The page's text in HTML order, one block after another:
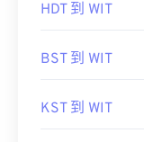
HDT 到 WIT
BST 到 WIT
KST 到 WIT